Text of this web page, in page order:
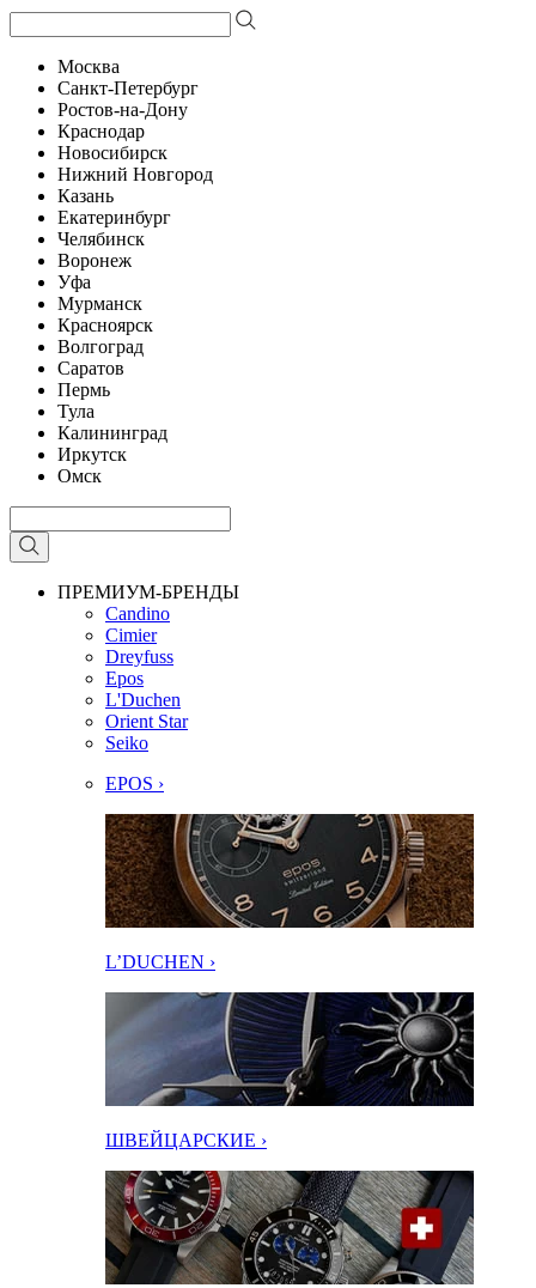
Москва
Санкт-Петербург
Ростов-на-Дону
Краснодар
Новосибирск
Нижний Новгород
Казань
Екатеринбург
Челябинск
Воронеж
Уфа
Мурманск
Красноярск
Волгоград
Саратов
Пермь
Тула
Калининград
Иркутск
Омск
ПРЕМИУМ-БРЕНДЫ
Candino
Cimier
Dreyfuss
Epos
L'Duchen
Orient Star
Seiko
EPOS ›
L’DUCHEN ›
ШВЕЙЦАРСКИЕ ›